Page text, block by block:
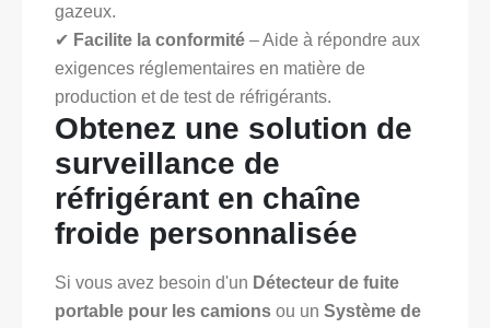
gazeux.
✔ Facilite la conformité – Aide à répondre aux
exigences réglementaires en matière de
production et de test de réfrigérants.
Obtenez une solution de
surveillance de
réfrigérant en chaîne
froide personnalisée
Si vous avez besoin d'un Détecteur de fuite
portable pour les camions ou un Système de